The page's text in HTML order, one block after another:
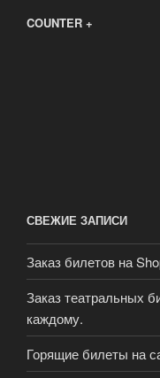
COUNTER +
СВЕЖИЕ ЗАПИСИ
Заказ билетов на
Заказ театральных
каждому.
Горящие билеты на